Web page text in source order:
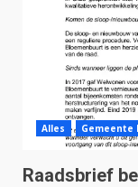
Alles Gemeente
Raadsbrief